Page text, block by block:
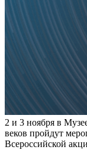
2 и 3 ноября в
веков пройдут
Всероссийской